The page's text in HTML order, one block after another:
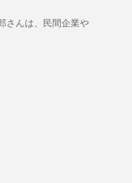
さんは、民間企業や